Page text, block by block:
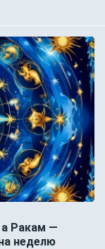
Ракам —
неделю